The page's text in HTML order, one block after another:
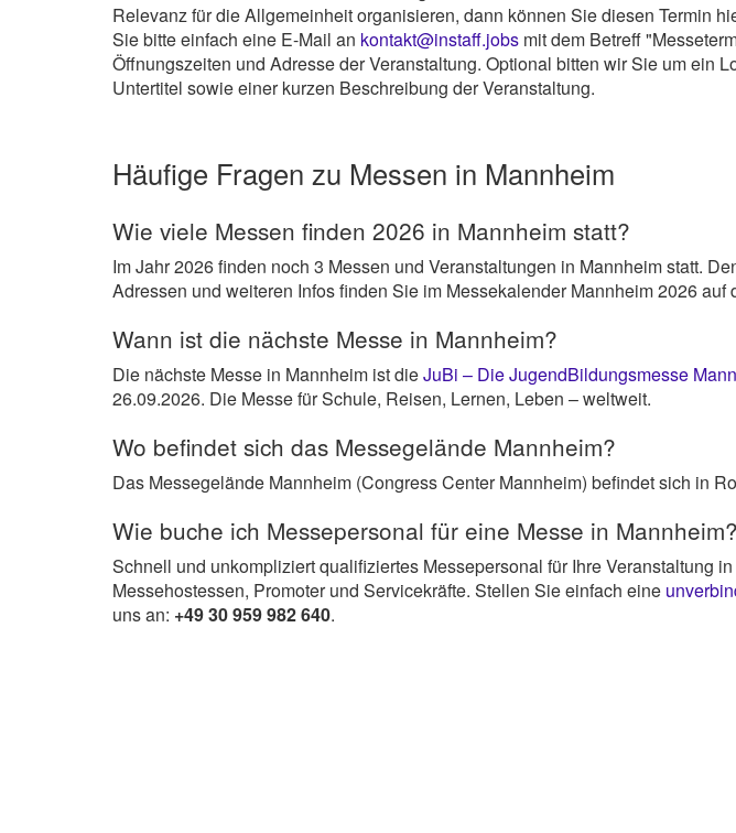
Relevanz für die Allgemeinheit organisieren, dann können Sie diesen Termin
Sie bitte einfach eine E-Mail an kontakt@instaff.jobs mit dem Betreff
Öffnungszeiten und Adresse der Veranstaltung. Optional bitten wir Sie um ein
Untertitel sowie einer kurzen Beschreibung der Veranstaltung.
Häufige Fragen zu Messen in Mannheim
Wie viele Messen finden 2026 in Mannheim statt?
Im Jahr 2026 finden noch 3 Messen und Veranstaltungen in Mannheim statt.
Adressen und weiteren Infos finden Sie im Messekalender Mannheim 2026 auf
Wann ist die nächste Messe in Mannheim?
Die nächste Messe in Mannheim ist dieJuBi – Die JugendBildungsmesse
26.09.2026. Die Messe für Schule, Reisen, Lernen, Leben – weltweit.
Wo befindet sich das Messegelände Mannheim?
Das Messegelände Mannheim (Congress Center Mannheim) befindet sich in
Wie buche ich Messepersonal für eine Messe in Mannheim?
Schnell und unkompliziert qualifiziertes Messepersonal für Ihre Veranstaltung
Messehostessen, Promoter und Servicekräfte. Stellen Sie einfach eine
uns an: +49 30 959 982 640.